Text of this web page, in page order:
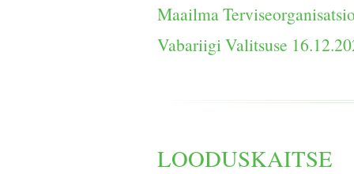
Maailma
Vabariigi Valitsuse
LOODUSKAITSE